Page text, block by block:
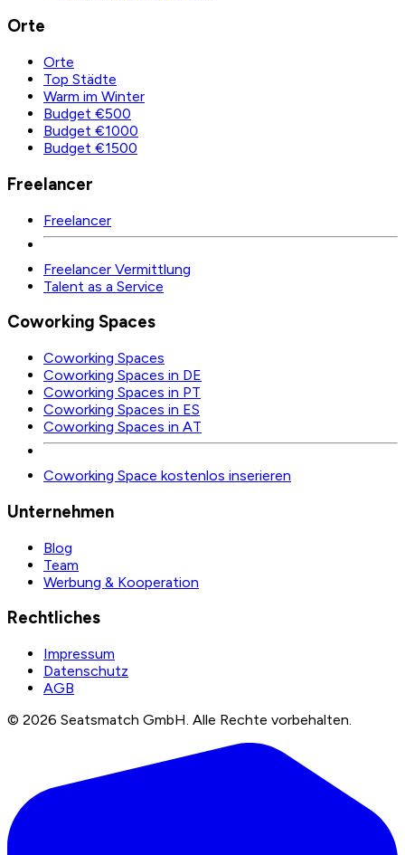
Orte
Orte
Top Städte
Warm im Winter
Budget €500
Budget €1000
Budget €1500
Freelancer
Freelancer
Freelancer Vermittlung
Talent as a Service
Coworking Spaces
Coworking Spaces
Coworking Spaces in DE
Coworking Spaces in PT
Coworking Spaces in ES
Coworking Spaces in AT
Coworking Space kostenlos inserieren
Unternehmen
Blog
Team
Werbung & Kooperation
Rechtliches
Impressum
Datenschutz
AGB
© 2026 Seatsmatch GmbH. Alle Rechte vorbehalten.